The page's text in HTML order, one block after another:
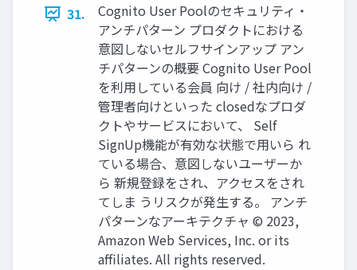
31.
Cognito User Poolのセキュリティ・
アンチパターン プロダクトにおける
意図しないセルフサインアップ アン
チパターンの概要 Cognito User Pool
を利用している会員 向け / 社内向け /
管理者向けといった closedなプロダ
クトやサービスにおいて、 Self
SignUp機能が有効な状態で用いら れ
ている場合、意図しないユーザーか
ら 新規登録をされ、アクセスをされ
てしま うリスクが発生する。 アンチ
パターンなアーキテクチャ © 2023,
Amazon Web Services, Inc. or its
affiliates. All rights reserved.